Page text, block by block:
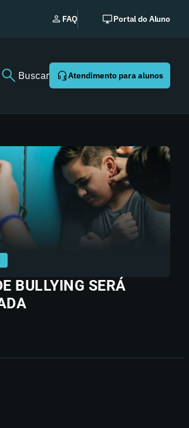
EBRADI | NEWS: o
Youtube agora!
FAQ Portal do Aluno
Buscar Atendimento para alunos
BULLYING SERÁ